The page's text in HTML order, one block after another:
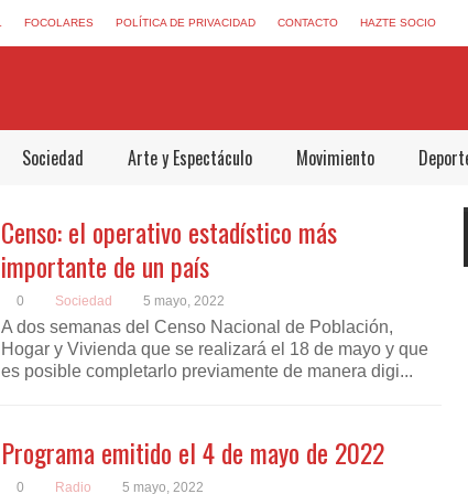
FOCOLARES POLÍTICA DE PRIVACIDAD CONTACTO HAZTE SOCIO
Sociedad Arte y Espectáculo Movimiento
Censo: el operativo estadístico más
importante de un país
0 Sociedad 5 mayo, 2022
A dos semanas del Censo Nacional de Población,
Hogar y Vivienda que se realizará el 18 de mayo y que
es posible completarlo previamente de manera digi...
Programa emitido el 4 de mayo de 2022
0 Radio 5 mayo, 2022